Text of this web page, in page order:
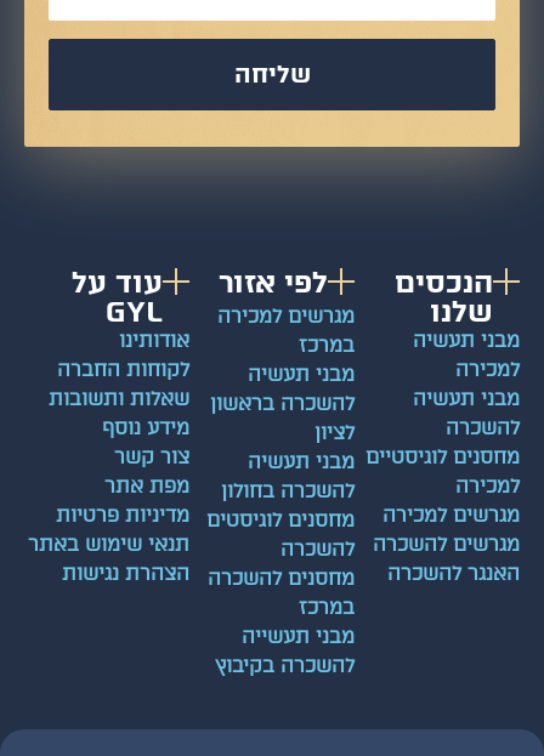
שליחה
הנכסים
שלנו
תעשיה
תעשיה
לוגיסטיים
למכירה
להשכרה
להשכרה
לפי אזור
מגרשים למכירה
במרכז
מבני תעשיה
להשכרה בראשון
מבני תעשיה
להשכרה בחולון
מחסנים לוגיסטים
להשכרה
מחסנים להשכרה
במרכז
מבני תעשייה
להשכרה בקיבוץ
עוד על
GYL
אודותינו
לקוחות החברה
שאלות ותשובות
מידע נוסף
צור קשר
מפת אתר
מדיניות פרטיות
תנאי שימוש באתר
הצהרת נגישות